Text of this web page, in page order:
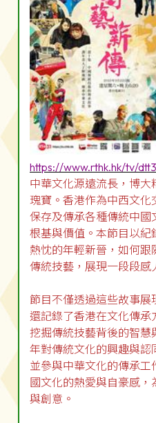
https://www.rthk.hk/tv/
中華文化源遠流長，博
瑰寶。香港作為中西文
保存及傳承各種傳統中國
根基與價值。本節目以
熱忱的年輕新晉，如何跟
傳統技藝，展現一段段感
節目不僅透過這些故事展
還記錄了香港在文化傳承
挖掘傳統技藝背後的智慧
年對傳統文化的興趣與
並參與中華文化的傳承工
國文化的熱愛與自豪感
與創意。